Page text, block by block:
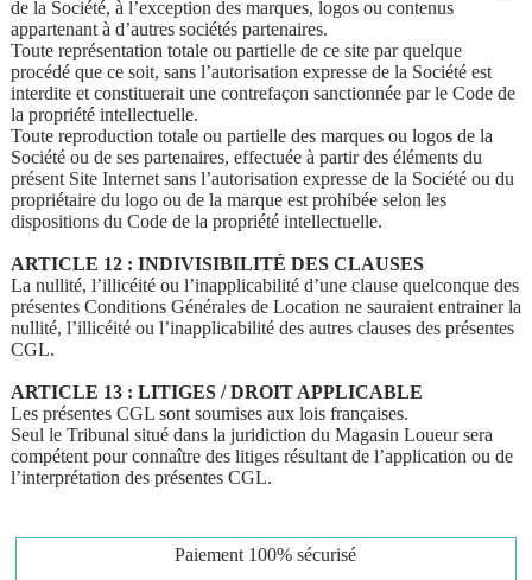
de la Société, à l’exception des marques, logos ou contenus
appartenant à d’autres sociétés partenaires.
Toute représentation totale ou partielle de ce site par quelque
procédé que ce soit, sans l’autorisation expresse de la Société est
interdite et constituerait une contrefaçon sanctionnée par le Code de
la propriété intellectuelle.
Toute reproduction totale ou partielle des marques ou logos de la
Société ou de ses partenaires, effectuée à partir des éléments du
présent Site Internet sans l’autorisation expresse de la Société ou du
propriétaire du logo ou de la marque est prohibée selon les
dispositions du Code de la propriété intellectuelle.
ARTICLE 12 : INDIVISIBILITÉ DES CLAUSES
La nullité, l’illicéité ou l’inapplicabilité d’une clause quelconque des
présentes Conditions Générales de Location ne sauraient entrainer la
nullité, l’illicéité ou l’inapplicabilité des autres clauses des présentes
CGL.
ARTICLE 13 : LITIGES / DROIT APPLICABLE
Les présentes CGL sont soumises aux lois françaises.
Seul le Tribunal situé dans la juridiction du Magasin Loueur sera
compétent pour connaître des litiges résultant de l’application ou de
l’interprétation des présentes CGL.
Paiement 100% sécurisé